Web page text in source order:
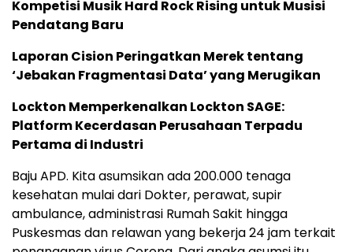
Kompetisi Musik Hard Rock Rising untuk Musisi
Pendatang Baru
Laporan Cision Peringatkan Merek tentang
‘Jebakan Fragmentasi Data’ yang Merugikan
Lockton Memperkenalkan Lockton SAGE:
Platform Kecerdasan Perusahaan Terpadu
Pertama di Industri
Baju APD. Kita asumsikan ada 200.000 tenaga
kesehatan mulai dari Dokter, perawat, supir
ambulance, administrasi Rumah Sakit hingga
Puskesmas dan relawan yang bekerja 24 jam terkait